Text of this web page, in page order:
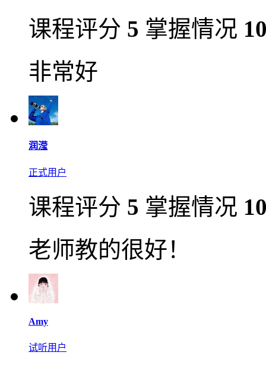
课程评分 5 掌握情况
非常好
润滢
正式用户
课程评分 5 掌握情况
老师教的很好！
Amy
试听用户